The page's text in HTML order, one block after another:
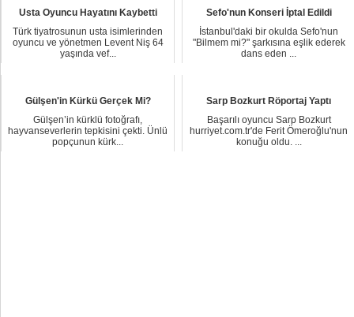
Usta Oyuncu Hayatını Kaybetti
Türk tiyatrosunun usta isimlerinden
oyuncu ve yönetmen Levent Niş 64
yaşında vef...
Sefo'nun Konseri İptal Edildi
İstanbul'daki bir okulda Sefo'nun
"Bilmem mi?" şarkısına eşlik ederek
dans eden ...
Gülşen'in Kürkü Gerçek Mi?
Gülşen’in kürklü fotoğrafı,
hayvanseverlerin tepkisini çekti. Ünlü
popçunun kürk...
Sarp Bozkurt Röportaj Yaptı
Başarılı oyuncu Sarp Bozkurt
hurriyet.com.tr'de Ferit Ömeroğlu'nun
konuğu oldu. ...